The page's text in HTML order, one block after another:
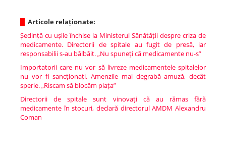
Articole relaționate:
Ședință cu ușile închise la Ministerul Sănătății despre criza de
medicamente. Directorii de spitale au fugit de presă, iar
responsabilii s-au bâlbâit. „Nu spuneți că medicamente nu-s”
Importatorii care nu vor să livreze medicamentele spitalelor
nu vor fi sancționați. Amenzile mai degrabă amuză, decât
sperie. „Riscam să blocăm piața”
Directorii de spitale sunt vinovați că au rămas fără
medicamente în stocuri, declară directorul AMDM Alexandru
Coman